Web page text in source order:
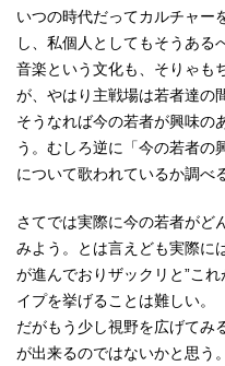
いつの時代だってカルチャー
し、私個人としてもそうある
音楽という文化も、そりゃも
が、やはり主戦場は若者達の
そうなれば今の若者が興味の
う。むしろ逆に「今の若者の
について歌われているか調べ
さてでは実際に今の若者がど
みよう。とは言えども実際に
が進んでおりザックリと”こ
イプを挙げることは難しい。
だがもう少し視野を広げてみ
が出来るのではないかと思う。